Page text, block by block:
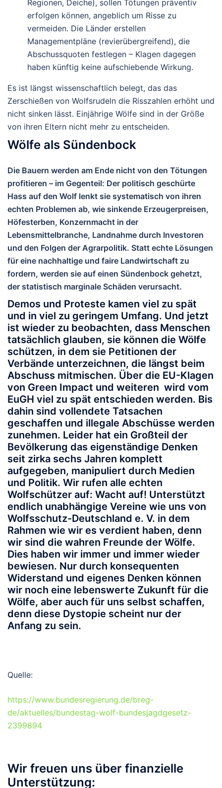
Regionen, Deiche), sollen Tötungen präventiv
erfolgen können, angeblich um Risse zu
vermeiden. Die Länder erstellen
Managementpläne (revierübergreifend), die
Abschussquoten festlegen – Klagen dagegen
haben künftig keine aufschiebende Wirkung.
Es ist längst wissenschaftlich belegt, das das
Zerschießen von Wolfsrudeln die Risszahlen erhöht und
nicht sinken lässt. Einjährige Wölfe sind in der Größe
von ihren Eltern nicht mehr zu entscheiden.
Wölfe als Sündenbock
Die Bauern werden am Ende nicht von den Tötungen
profitieren – im Gegenteil: Der politisch geschürte
Hass auf den Wolf lenkt sie systematisch von ihren
echten Problemen ab, wie sinkende Erzeugerpreisen,
Höfesterben, Konzernmacht in der
Lebensmittelbranche, Landnahme durch Investoren
und den Folgen der Agrarpolitik. Statt echte Lösungen
für eine nachhaltige und faire Landwirtschaft zu
fordern, werden sie auf einen Sündenbock gehetzt,
der statistisch marginale Schäden verursacht.
Demos und Proteste kamen viel zu spät
und in viel zu geringem Umfang. Und jetzt
ist wieder zu beobachten, dass Menschen
tatsächlich glauben, sie können die Wölfe
schützen, in dem sie Petitionen der
Verbände unterzeichnen, die längst beim
Abschuss mitmischen. Über die EU-Klagen
von Green Impact und weiteren wird vom
EuGH viel zu spät entschieden werden. Bis
dahin sind vollendete Tatsachen
geschaffen und illegale Abschüsse werden
zunehmen. Leider hat ein Großteil der
Bevölkerung das eigenständige Denken
seit zirka sechs Jahren komplett
aufgegeben, manipuliert durch Medien
und Politik. Wir rufen alle echten
Wolfschützer auf: Wacht auf! Unterstützt
endlich unabhängige Vereine wie uns von
Wolfsschutz-Deutschland e. V. in dem
Rahmen wie wir es verdient haben, denn
wir sind die wahren Freunde der Wölfe.
Dies haben wir immer und immer wieder
bewiesen. Nur durch konsequenten
Widerstand und eigenes Denken können
wir noch eine lebenswerte Zukunft für die
Wölfe, aber auch für uns selbst schaffen,
denn diese Dystopie scheint nur der
Anfang zu sein.
Quelle:
https://www.bundesregierung.de/breg-
de/aktuelles/bundestag-wolf-bundesjagdgesetz-
2399894
Wir freuen uns über finanzielle
Unterstützung: